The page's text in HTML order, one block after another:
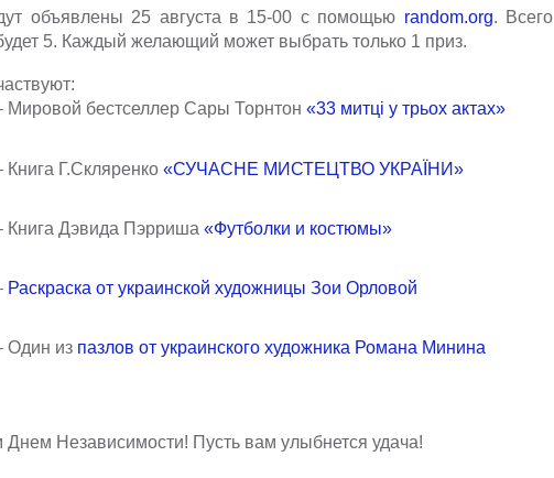
объявлены 25 августа в 15-00 с помощью random.org. Всего
5. Каждый желающий может выбрать только 1 приз.
Мировой бестселлер Сары Торнтон «33 митці у трьох актах»
Книга Г.Скляренко «СУЧАСНЕ МИСТЕЦТВО УКРАЇНИ»
Книга Дэвида Пэрриша «Футболки и костюмы»
Раскраска от украинской художницы Зои Орловой
Один из пазлов от украинского художника Романа Минина
Независимости! Пусть вам улыбнется удача!